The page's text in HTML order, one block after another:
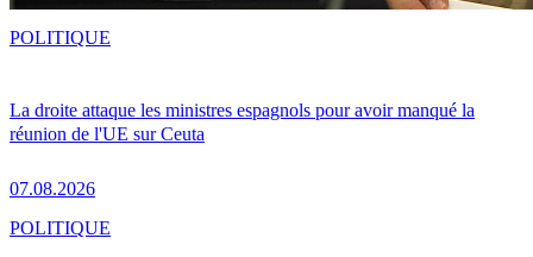
La droite attaque les ministres espagnols pour avoir manqué la
réunion de l'UE sur Ceuta
07.08.2026
POLITIQUE
POLITIQUE